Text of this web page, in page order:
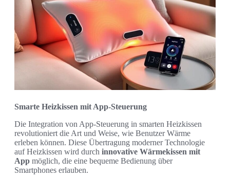
Smarte Heizkissen mit App-Steuerung
Die Integration von App-Steuerung in smarten Heizkissen
revolutioniert die Art und Weise, wie Benutzer Wärme
erleben können. Diese Übertragung moderner Technologie
auf Heizkissen wird durch innovative Wärmekissen mit
App möglich, die eine bequeme Bedienung über
Smartphones erlauben.